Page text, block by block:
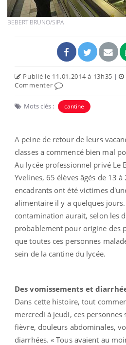
BEBERT BRUNO/SIPA
Publié le 11.01.2014 à 13h35 |
Commenter
Mots clés : cantine
A peine de retour de leurs
classes a commencé bien mal
Au lycée professionnel privé Le
Yvelines, 65 élèves âgés de 13
encadrants ont été victimes
alimentaire il y a quelques
contamination aurait, selon les
probablement pour origine des
que toutes ces personnes
sein de la cantine du lycée.
Des vomissements et
Dans cette histoire, tout
mercredi à jeudi, ces personnes
fièvre, douleurs abdominales,
diarrhées. « Tous avaient au